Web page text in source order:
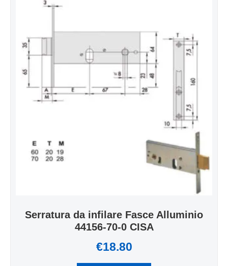
Serratura da infilare Fasce Alluminio
44156-70-0 CISA
€18.80